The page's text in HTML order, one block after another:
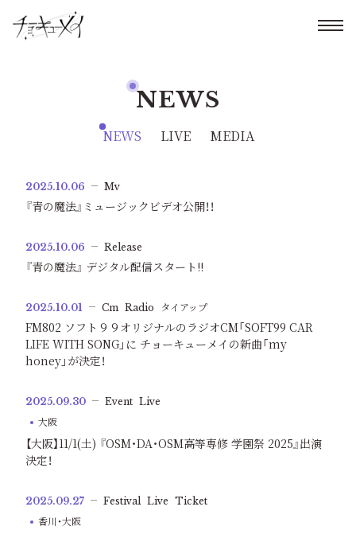
NEWS
NEWS LIVE MEDIA
2025.10.06 Mv
『青の魔法』ミュージックビデオ公開！！
2025.10.06 Release
『青の魔法』 デジタル配信スタート!!
2025.10.01 Cm Radio タイアップ
FM802 ソフト９９オリジナルのラジオCM「SOFT99 CAR
LIFE WITH SONG」に チョーキューメイの新曲「my
honey」が決定！
2025.09.30 Event Live
大阪
【大阪】11/1(土) 『OSM・DA・OSM高等専修 学園祭 2025』出演
決定！
2025.09.27 Festival Live Ticket
香川・大阪